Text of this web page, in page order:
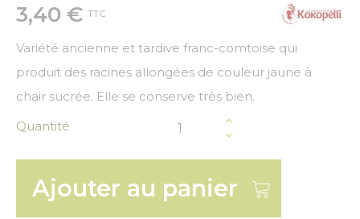
3,40 € TTC
Variété ancienne et tardive franc-comtoise qui
produit des racines allongées de couleur jaune à
chair sucrée. Elle se conserve très bien.
Quantité
Ajouter au panier